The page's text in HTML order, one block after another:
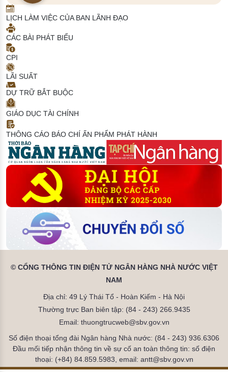
LỊCH LÀM VIỆC CỦA BAN LÃNH ĐẠO
CÁC BÀI PHÁT BIỂU
CPI
LÃI SUẤT
DỰ TRỮ BẮT BUỘC
GIÁO DỤC TÀI CHÍNH
THÔNG CÁO BÁO CHÍ ẤN PHẨM PHÁT HÀNH
© CỔNG THÔNG TIN ĐIỆN TỬ NGÂN HÀNG NHÀ NƯỚC VIỆT
NAM
Địa chỉ: 49 Lý Thái Tổ - Hoàn Kiếm - Hà Nội
Thường trực Ban biên tập: (84 - 243) 266.9435
Email: thuongtrucweb@sbv.gov.vn
Số điện thoại tổng đài Ngân hàng Nhà nước: (84 - 243) 936.6306
Đầu mối tiếp nhận thông tin về sự cố an toàn thông tin: số điện
thoại: (+84) 84.859.5983, email: antt@sbv.gov.vn